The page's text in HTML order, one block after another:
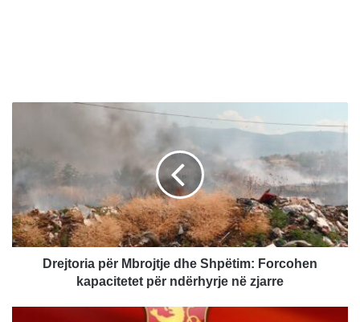
j
t
r
i
a
Drejtoria për Mbrojtje dhe Shpëtim: Forcohen
kapacitetet për ndërhyrje në zjarre